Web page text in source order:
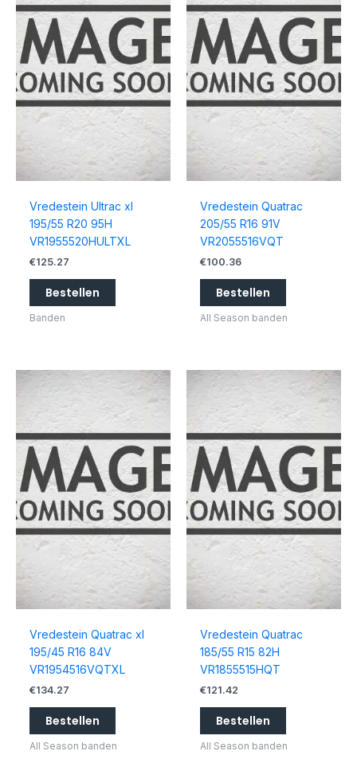
Vredestein Ultrac xl
195/55 R20 95H
VR1955520HULTXL
€125.27
Bestellen
Banden
Vredestein Quatrac
205/55 R16 91V
VR2055516VQT
€100.36
Bestellen
All Season banden
Vredestein Quatrac xl
195/45 R16 84V
VR1954516VQTXL
€134.27
Bestellen
All Season banden
Vredestein Quatrac
185/55 R15 82H
VR1855515HQT
€121.42
Bestellen
All Season banden